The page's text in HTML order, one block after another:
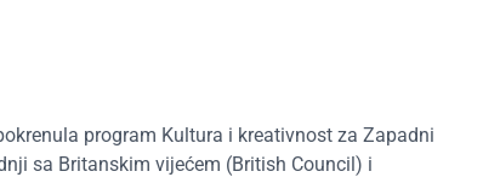
program Kultura i kreativnost za Zapadni
sa Britanskim vijećem (British Council) i